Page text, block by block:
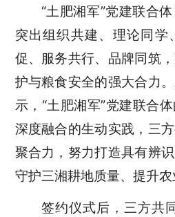
“土肥湘军”党建联合体
突出组织共建、理论同学
促、服务共行、品牌同筑，
护与粮食安全的强大合力
示，“土肥湘军”党建联合
深度融合的生动实践 ， 三方
聚合力， 努力打造具有辨
守护三湘耕地质量、提升
签约仪式后，三方共